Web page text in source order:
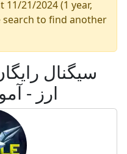
21/2024 (1 year,
search to find another
ارز -